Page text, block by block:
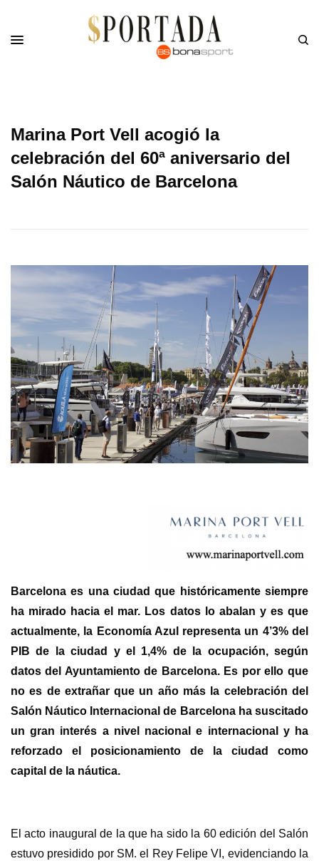
Marina Port Vell acogió la
celebración del 60ª aniversario del
Salón Náutico de Barcelona
Barcelona es una ciudad que históricamente siempre
ha mirado hacia el mar. Los datos lo abalan y es que
actualmente, la Economía Azul representa un 4’3% del
PIB de la ciudad y el 1,4% de la ocupación, según
datos del Ayuntamiento de Barcelona. Es por ello que
no es de extrañar que un año más la celebración del
Salón Náutico Internacional de Barcelona ha suscitado
un gran interés a nivel nacional e internacional y ha
reforzado el posicionamiento de la ciudad como
capital de la náutica.
El acto inaugural de la que ha sido la 60 edición del Salón
estuvo presidido por SM. el Rey Felipe VI, evidenciando la